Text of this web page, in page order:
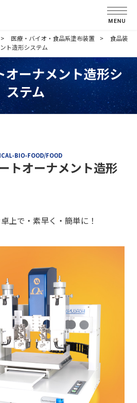
MENU
医療・バイオ・食品系塗布装置
食品装
ト造形システム
オーナメント造形シ
ステム
BIO-FOOD/FOOD
トオーナメント造形
上で・素早く・簡単に！